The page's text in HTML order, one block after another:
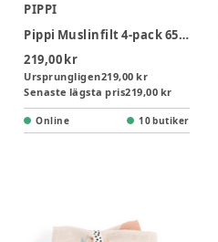
PIPPI
Pippi Muslinfilt 4‑pack 65x65 - Shadow Gray
219,00 kr
Ursprungligen219,00 kr
Senaste lägsta pris219,00 kr
Online 10 butiker